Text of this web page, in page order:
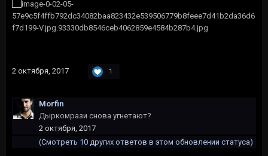
2 октября, 2017 1
Morfin
Дыркомрази снова угнетают?
2 октября, 2017
(Смотреть 10 других ответов в этом обновлении статуса)